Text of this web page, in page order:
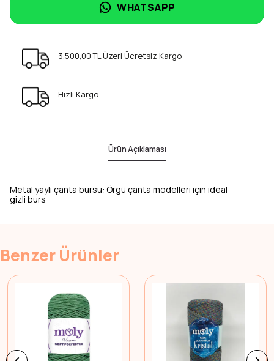
WHATSAPP
3.500,00 TL Üzeri Ücretsiz Kargo
Hızlı Kargo
Ürün Açıklaması
Metal yaylı çanta bursu: Örgü çanta modelleri için ideal
gizli burs
Benzer Ürünler